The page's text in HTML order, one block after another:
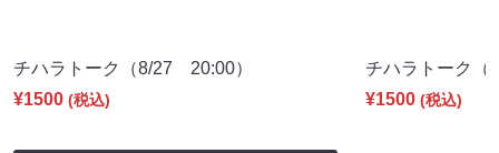
チハラトーク（8/27 20:00）
¥1500 (税込)
チハラトーク
¥1500 (税込)